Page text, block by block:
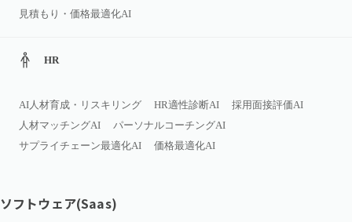
見積もり・価格最適化AI
HR
AI人材育成・リスキリング HR適性診断AI
採用面接評価AI
人材マッチングAI
パーソナルコーチングAI
サプライチェーン最適化AI
価格最適化AI
ソフトウェア(Saas)